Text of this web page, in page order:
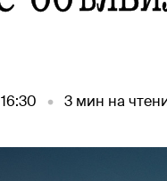
3 мин на